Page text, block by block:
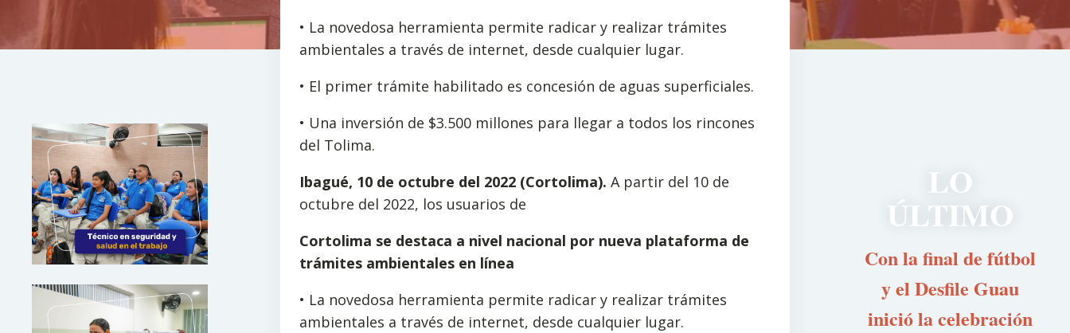
• La novedosa herramienta permite radicar y realizar trámites
ambientales a través de internet, desde cualquier lugar.
• El primer trámite habilitado es concesión de aguas superficiales.
• Una inversión de $3.500 millones para llegar a todos los rincones
del Tolima.
Ibagué, 10 de octubre del 2022 (Cortolima). A partir del 10 de
octubre del 2022, los usuarios de
Cortolima se destaca a nivel nacional por nueva plataforma de
trámites ambientales en línea
• La novedosa herramienta permite radicar y realizar trámites
ambientales a través de internet, desde cualquier lugar.
LO
ÚLTIMO
Con la final de fútbol
y el Desfile Guau
inició la celebración